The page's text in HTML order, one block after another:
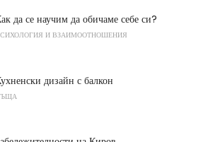
да се научим да обичаме себе си?
И ВЗАИМООТНОШЕНИЯ
дизайн с балкон